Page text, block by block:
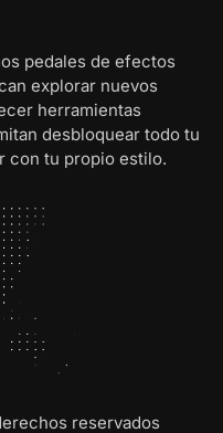
pedales de efectos
explorar nuevos
herramientas
desbloquear todo tu
con tu propio estilo.
reservados